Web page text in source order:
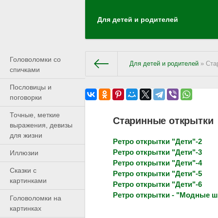
Для детей и родителей
Головоломки со
спичками
Пословицы и
поговорки
Точные, меткие
выражения, девизы
для жизни
Иллюзии
Сказки с
картинками
Головоломки на
картинках
Для детей и родителей »
Старинные открытки
Ретро открытки "Дети"-2
Ретро открытки "Дети"-3
Ретро открытки "Дети"-4
Ретро открытки "Дети"-5
Ретро открытки "Дети"-6
Ретро открытки - "Модные